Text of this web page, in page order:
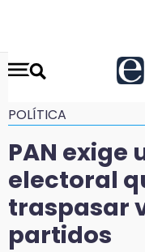
POLÍTICA
PAN exige
electoral
traspasar
partidos